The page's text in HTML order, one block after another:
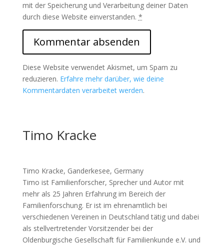
mit der Speicherung und Verarbeitung deiner Daten
durch diese Website einverstanden. *
Diese Website verwendet Akismet, um Spam zu
reduzieren. Erfahre mehr darüber, wie deine
Kommentardaten verarbeitet werden.
Timo Kracke
Timo Kracke, Ganderkesee, Germany
Timo ist Familienforscher, Sprecher und Autor mit
mehr als 25 Jahren Erfahrung im Bereich der
Familienforschung. Er ist im ehrenamtlich bei
verschiedenen Vereinen in Deutschland tätig und dabei
als stellvertretender Vorsitzender bei der
Oldenburgische Gesellschaft für Familienkunde e.V. und